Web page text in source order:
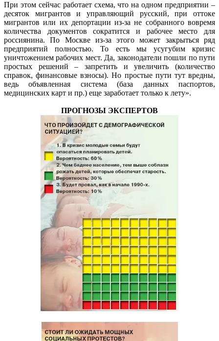
При этом сейчас работает схема, что на одном предприятии –
десяток мигрантов и управляющий русский, при оттоке
мигрантов или их депортации из-за не собранного вовремя
количества документов сократится и рабочее место для
россиянина. По Москве из-за этого может закрыться ряд
предприятий полностью. То есть мы усугубим кризис
уничтожением рабочих мест. Да, законодатели пошли по пути
простых решений – запретить и увеличить (количество
справок, финансовые взносы). Но простые пути тут вредны,
ведь объявленная система (база данных паспортов,
медицинских карт и пр.) еще заработает только к лету».
ПРОГНОЗЫ ЭКСПЕРТОВ